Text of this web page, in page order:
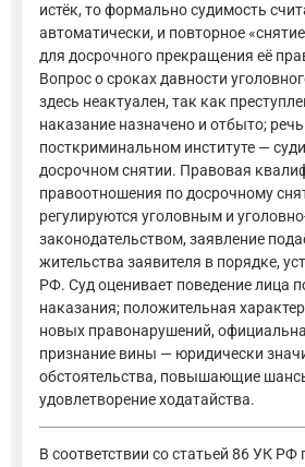
истёк, то формально судимость
автоматически, и повторное
для досрочного прекращения её
Вопрос о сроках давности
здесь неактуален, так как
наказание назначено и отбыто;
посткриминальном институте —
досрочном снятии. Правовая
правоотношения по досрочному
регулируются уголовным и
законодательством, заявление
жительства заявителя в порядке,
РФ. Суд оценивает поведение лица
наказания; положительная
новых правонарушений,
признание вины — юридически
обстоятельства, повышающие
удовлетворение ходатайства.
В соответствии со статьей 86 УК РФ